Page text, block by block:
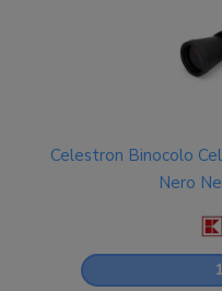
Celestron Binocolo
Nero